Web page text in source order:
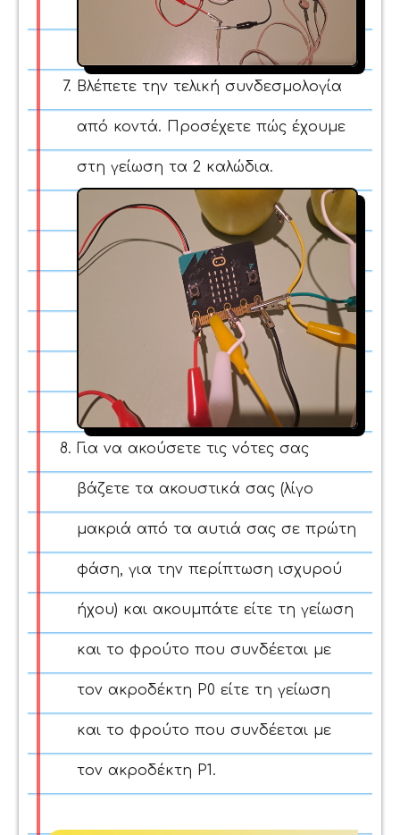
Βλέπετε την τελική συνδεσμολογία
από κοντά. Προσέχετε πώς έχουμε
στη γείωση τα 2 καλώδια.
Για να ακούσετε τις νότες σας
βάζετε τα ακουστικά σας (λίγο
μακριά από τα αυτιά σας σε πρώτη
φάση, για την περίπτωση ισχυρού
ήχου) και ακουμπάτε είτε τη γείωση
και το φρούτο που συνδέεται με
τον ακροδέκτη P0 είτε τη γείωση
και το φρούτο που συνδέεται με
τον ακροδέκτη P1.